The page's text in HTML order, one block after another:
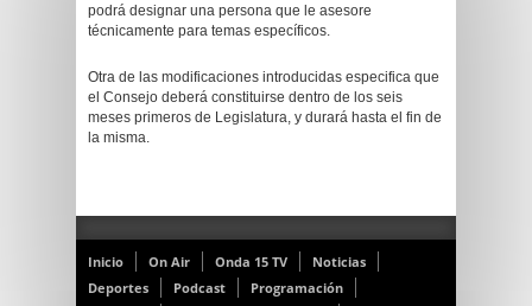
podrá designar una persona que le asesore
técnicamente para temas específicos.
Otra de las modificaciones introducidas especifica que
el Consejo deberá constituirse dentro de los seis
meses primeros de Legislatura, y durará hasta el fin de
la misma.
Inicio On Air Onda 15 TV
Noticias
Deportes
Podcast
Programación